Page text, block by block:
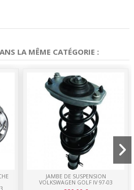
LA MÊME CATÉGORIE :
JAMBE DE SUSPENSION
VOLKSWAGEN GOLF IV 97-03